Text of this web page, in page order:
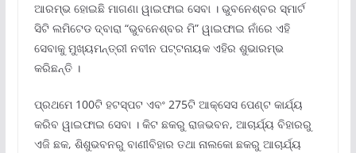
ଆରମ୍ଭ ହୋଇଛି ମାଗଣା ୱାଇଫାଇ ସେବା । ଭୁବନେଶ୍ବର ସ୍ମାର୍ଟ
ସିଟି ଲମିଟେଡ ଦ୍ବାରା “ଭୁବନେଶ୍ବର ମି” ୱାଇଫାଇ ନାଁରେ ଏହି
ସେବାକୁ ମୁଖ୍ୟମନ୍ତ୍ରୀ ନବୀନ ପଟ୍ଟନାୟକ ଏହିର ଶୁଭାରମ୍ଭ
କରିଛନ୍ତି ।
ପ୍ରଥମେ 100ଟି ହଟସ୍ପଟ ଏବଂ 275ଟି ଆକ୍ସେସ ପେଣ୍ଟ କାର୍ଯ୍ୟ
କରିବ ୱାଇଫାଇ ସେବା । କିଟ ଛକରୁ ରାଜଭବନ, ଆଚାର୍ଯ୍ୟ ବିହାରରୁ
ଏଜି ଛକ, ଶିଶୁଭବନରୁ ବାଣୀବିହାର ତଥା ନାଲକୋ ଛକରୁ ଆଚାର୍ଯ୍ୟ